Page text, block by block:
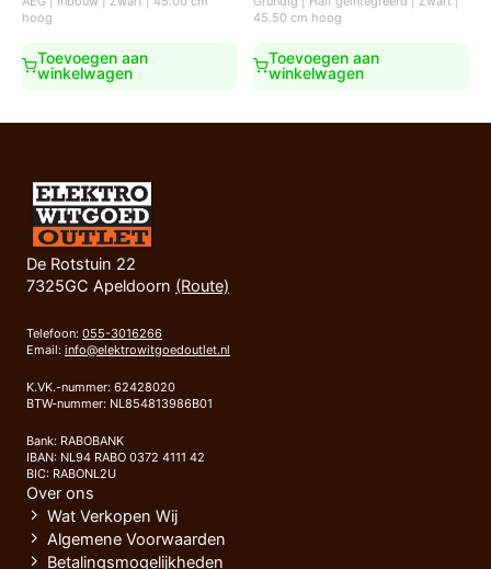
hoog
Toevoegen aan
winkelwagen
was:
is:
45.50 cm hoog
Toevoegen aan
winkelwagen
De Rotstuin 22
7325GC Apeldoorn (Route)
Telefoon: 055-3016266
Email: info@elektrowitgoedoutlet.nl
K.VK.-nummer: 62428020
BTW-nummer: NL854813986B01
Bank: RABOBANK
IBAN: NL94 RABO 0372 4111 42
BIC: RABONL2U
Over ons
Wat Verkopen Wij
Algemene Voorwaarden
Betalingsmogelijkheden